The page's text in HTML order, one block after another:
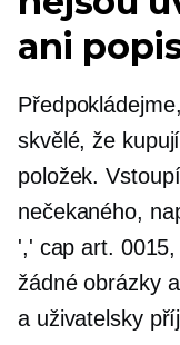
ani
skvělé, že
položek.
nečekaného,
',' cap art.
žádné obrázky
a uživatelsky